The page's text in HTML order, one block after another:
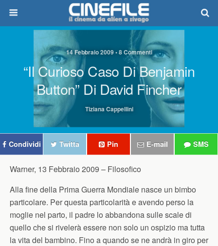
14 Febbraio 2009 • 8 Commenti
“Il Curioso Caso Di Benjamin
Button” Di David Fincher
Tiziana Cappellini
Condividi Twitta Pin E-mail SMS
Warner, 13 Febbraio 2009 – Filosofico
Alla fine della Prima Guerra Mondiale nasce un bimbo
particolare. Per questa particolarità e avendo perso la
moglie nel parto, il padre lo abbandona sulle scale di
quello che si rivelerà essere non solo un ospizio ma tutta
la vita del bambino. Fino a quando se ne andrà in giro per